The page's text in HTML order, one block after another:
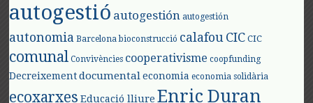
autogestió autogestión autogestión
autonomia Barcelona bioconstrucció calafouCIC CIC
comunal Convivències cooperativisme coopfunding
Decreixement documental economia economia solidària
ecoxarxes Educació lliure Enric Duran